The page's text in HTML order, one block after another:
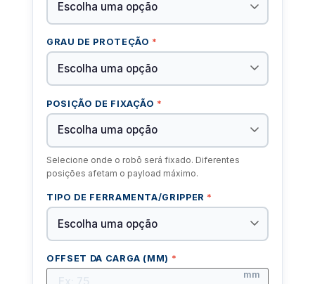
GRAU DE PROTEÇÃO *
POSIÇÃO DE FIXAÇÃO *
Selecione onde o robô será fixado. Diferentes
posições afetam o payload máximo.
TIPO DE FERRAMENTA/GRIPPER *
OFFSET DA CARGA (MM) *
mm